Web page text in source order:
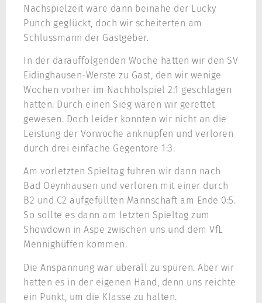
Nachspielzeit wäre dann beinahe der Lucky
Punch geglückt, doch wir scheiterten am
Schlussmann der Gastgeber.
In der darauffolgenden Woche hatten wir den SV
Eidinghausen-Werste zu Gast, den wir wenige
Wochen vorher im Nachholspiel 2:1 geschlagen
hatten. Durch einen Sieg wären wir gerettet
gewesen. Doch leider konnten wir nicht an die
Leistung der Vorwoche anknüpfen und verloren
durch drei einfache Gegentore 1:3.
Am vorletzten Spieltag fuhren wir dann nach
Bad Oeynhausen und verloren mit einer durch
B2 und C2 aufgefüllten Mannschaft am Ende 0:5.
So sollte es dann am letzten Spieltag zum
Showdown in Aspe zwischen uns und dem VfL
Mennighüffen kommen.
Die Anspannung war überall zu spüren. Aber wir
hatten es in der eigenen Hand, denn uns reichte
ein Punkt, um die Klasse zu halten.